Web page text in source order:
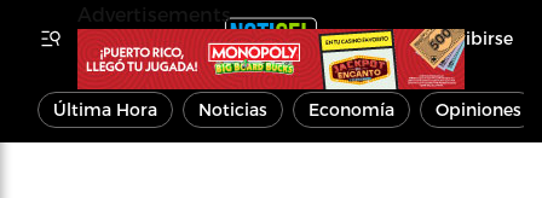
Inscribirse
Última Hora Noticias Economía Opiniones
Advertisements